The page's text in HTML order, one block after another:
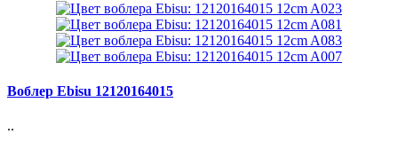
Воблер Ebisu 12120164015
..